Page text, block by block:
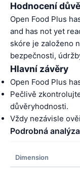
Hodnocení
Open Food Plus
and has not yet
skóre je založeno
bezpečnosti,
Hlavní závěry
Open Food Plus
Pečlivě
důvěryhodnosti.
Vždy nezávisle
Podrobná
Dimension